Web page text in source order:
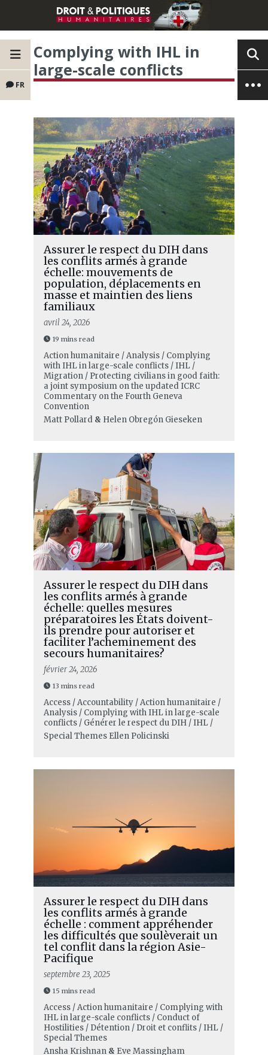
FR
Complying with IHL in
large-scale conflicts
Assurer le respect du DIH dans
les conflits armés à grande
échelle: mouvements de
population, déplacements en
masse et maintien des liens
familiaux
avril 24, 2026
19 mins read
Action humanitaire / Analysis / Complying
with IHL in large-scale conflicts / IHL /
Migration / Protecting civilians in good faith:
a joint symposium on the updated ICRC
Commentary on the Fourth Geneva
Convention
Matt Pollard& Helen Obregón Gieseken
Assurer le respect du DIH dans
les conflits armés à grande
échelle: quelles mesures
préparatoires les États doivent-
ils prendre pour autoriser et
faciliter l’acheminement des
secours humanitaires?
février 24, 2026
13 mins read
Access / Accountability / Action humanitaire /
Analysis / Complying with IHL in large-scale
conflicts / Générer le respect du DIH / IHL /
Special Themes Ellen Policinski
Assurer le respect du DIH dans
les conflits armés à grande
échelle : comment appréhender
les difficultés que soulèverait un
tel conflit dans la région Asie-
Pacifique
septembre 23, 2025
15 mins read
Access / Action humanitaire / Complying with
IHL in large-scale conflicts / Conduct of
Hostilities / Détention / Droit et conflits / IHL /
Special Themes
Ansha Krishnan& Eve Massingham